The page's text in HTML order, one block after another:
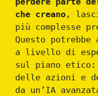
che creano ,
più complesse
Questo potrebbe
a livello di
sul piano etico:
delle azioni e
da un’IA